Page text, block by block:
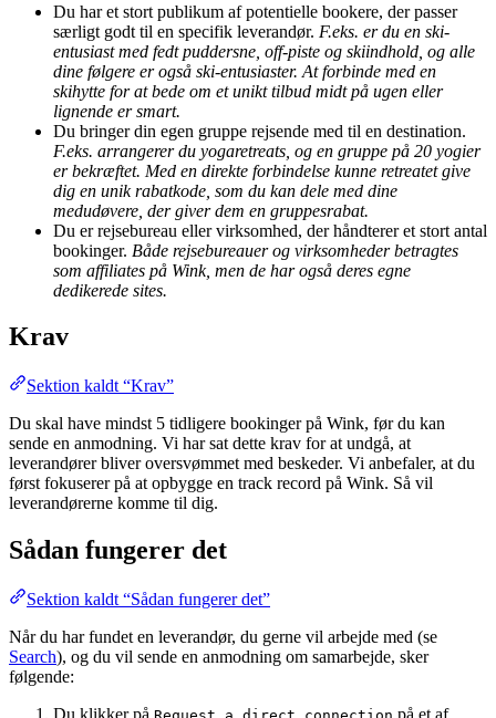
Du har et stort publikum af potentielle bookere, der passer
særligt godt til en specifik leverandør. F.eks. er du en ski-
entusiast med fedt puddersne, off-piste og skiindhold, og alle
dine følgere er også ski-entusiaster. At forbinde med en
skihytte for at bede om et unikt tilbud midt på ugen eller
lignende er smart.
Du bringer din egen gruppe rejsende med til en destination.
F.eks. arrangerer du yogaretreats, og en gruppe på 20 yogier
er bekræftet. Med en direkte forbindelse kunne retreatet give
dig en unik rabatkode, som du kan dele med dine
medudøvere, der giver dem en gruppesrabat.
Du er rejsebureau eller virksomhed, der håndterer et stort antal
bookinger. Både rejsebureauer og virksomheder betragtes
som affiliates på Wink, men de har også deres egne
dedikerede sites.
Krav
Sektion kaldt “Krav”
Du skal have mindst 5 tidligere bookinger på Wink, før du kan
sende en anmodning. Vi har sat dette krav for at undgå, at
leverandører bliver oversvømmet med beskeder. Vi anbefaler, at du
først fokuserer på at opbygge en track record på Wink. Så vil
leverandørerne komme til dig.
Sådan fungerer det
Sektion kaldt “Sådan fungerer det”
Når du har fundet en leverandør, du gerne vil arbejde med (se
Search), og du vil sende en anmodning om samarbejde, sker
følgende: